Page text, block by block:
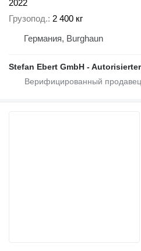
2022
Грузопод. 2 400 кг
Германия, Burghaun